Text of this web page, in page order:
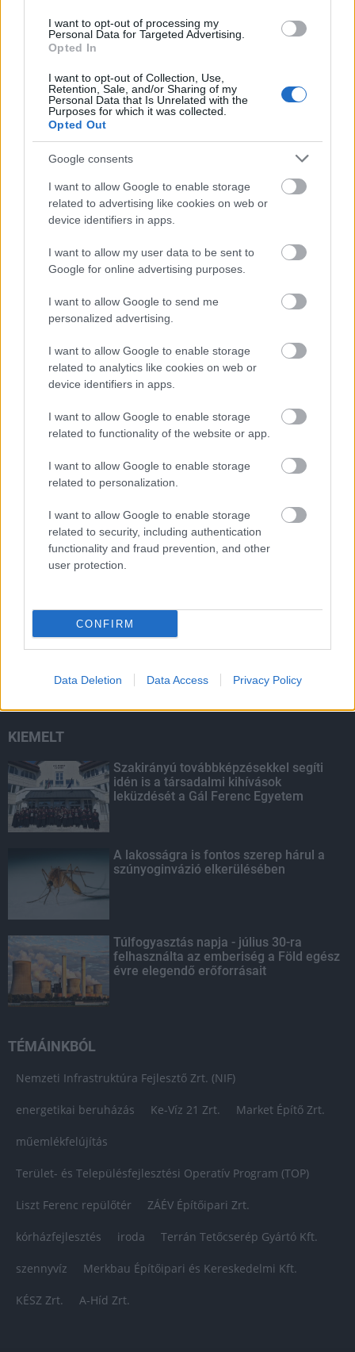
I want to opt-out of processing my
Personal Data for Targeted Advertising.
Opted In
I want to opt-out of Collection, Use,
Retention, Sale, and/or Sharing of my
Personal Data that Is Unrelated with the
Purposes for which it was collected.
Opted Out
Google consents
I want to allow Google to enable storage
related to advertising like cookies on web or
device identifiers in apps.
I want to allow my user data to be sent to
Google for online advertising purposes.
I want to allow Google to send me
personalized advertising.
I want to allow Google to enable storage
related to analytics like cookies on web or
device identifiers in apps.
I want to allow Google to enable storage
related to functionality of the website or app.
I want to allow Google to enable storage
related to personalization.
I want to allow Google to enable storage
related to security, including authentication
functionality and fraud prevention, and other
user protection.
CONFIRM
Data Deletion Data Access Privacy Policy
Országos hírek
a Gál Ferenc Egyetem
szúnyoginvázió elkerülésében
HIRDETÉS
HIRDETÉS
HIRDETÉS
LEGOLVASOTTABB
Szakirányú továbbképzésekkel segíti
idén is a társadalmi kihívások
leküzdését a Gál Ferenc Egyetem
Túlfogyasztás napja - július 30-ra
felhasználta az emberiség a Föld egész
évre elegendő erőforrásait
Egyhetes országos ellenőrzést tart a
rendőrség a utakon
KIEMELT
Szakirányú továbbképzésekkel segíti
idén is a társadalmi kihívások
leküzdését a Gál Ferenc Egyetem
A lakosságra is fontos szerep hárul a
szúnyoginvázió elkerülésében
Túlfogyasztás napja - július 30-ra
felhasználta az emberiség a Föld egész
évre elegendő erőforrásait
TÉMÁINKBÓL
Nemzeti Infrastruktúra Fejlesztő Zrt. (NIF)
energetikai beruházás Ke-Víz 21 Zrt. Market Építő Zrt.
műemlékfelújítás
Terület- és Településfejlesztési Operatív Program (TOP)
Liszt Ferenc repülőtér ZÁÉV Építőipari Zrt.
kórházfejlesztés iroda Terrán Tetőcserép Gyártó Kft.
szennyvíz Merkbau Építőipari és Kereskedelmi Kft.
KÉSZ Zrt. A-Híd Zrt.